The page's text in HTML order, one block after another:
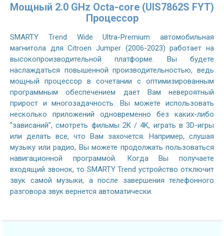
Мощный 2.0 GHz Octa-core (UIS7862S FYT)
Процессор
SMARTY Trend Wide Ultra-Premium автомобильная
магнитола для Citroen Jumper (2006-2023) работает на
высокопроизводительной платформе. Вы будете
наслаждаться повышенной производительностью, ведь
мощный процессор в сочетании с оптимизированным
программным обеспечением дает Вам невероятный
прирост и многозадачность. Вы можете использовать
несколько приложений одновременно без каких-либо
"зависаний", смотреть фильмы 2K / 4K, играть в 3D-игры
или делать все, что Вам захочется. Например, слушая
музыку или радио, Вы можете продолжать пользоваться
навигационной программой. Когда Вы получаете
входящий звонок, то SMARTY Trend устройство отключит
звук самой музыки, а после завершения телефонного
разговора звук вернется автоматически.